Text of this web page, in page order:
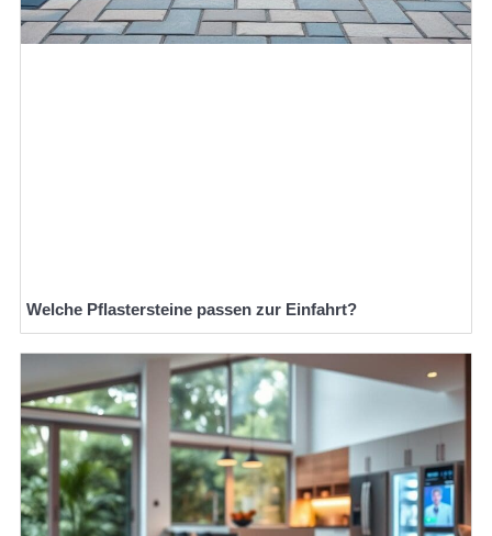
Welche Pflastersteine passen zur Einfahrt?